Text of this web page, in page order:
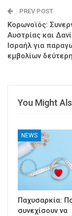
PREV POST
Κορωνοϊός:
Αυστρίας και
Ισραήλ για
εμβολίων
You Might
NEWS
Παχυσαρκία:
συνεχίσουν να